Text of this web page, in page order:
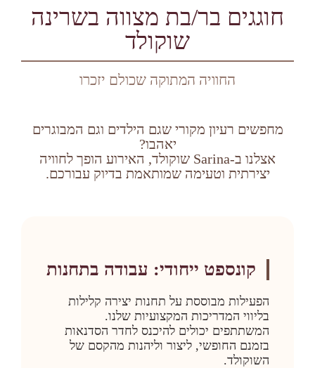
חוגגים בר/בת מצווה בשרינה
שוקולד
החוויה המתוקה שכולם יזכרו
מחפשים רעיון מקורי שגם הילדים וגם המבוגרים
יאהבו?
אצלנו ב-Sarina שוקולד, האירוע הופך לחוויה
יצירתית וטעימה שמותאמת בדיוק עבורכם.
קונספט ייחודי: עבודה בתחנות
הפעילות מבוססת על תחנות יצירה קלילות
בליווי המדריכות המקצועיות שלנו.
המשתתפים יכולים להיכנס לחדר הסדנאות
בזמנם החופשי, ליצור וליהנות מהקסם של
השוקולד.